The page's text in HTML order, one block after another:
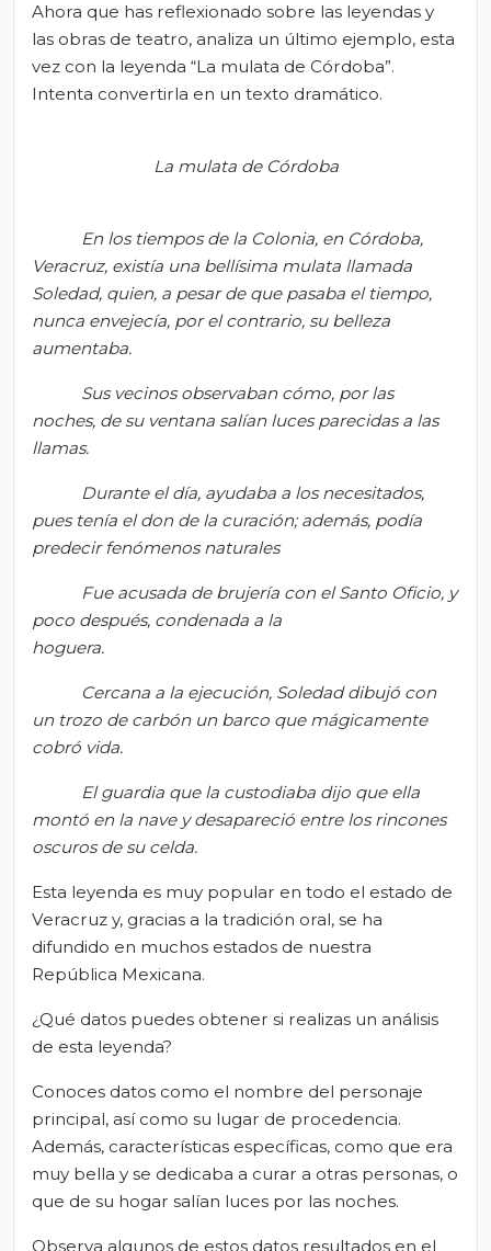
Ahora que has reflexionado sobre las leyendas y
las obras de teatro, analiza un último ejemplo, esta
vez con la leyenda “La mulata de Córdoba”.
Intenta convertirla en un texto dramático.
La mulata de Córdoba
En los tiempos de la Colonia, en Córdoba,
Veracruz, existía una bellísima mulata llamada
Soledad, quien, a pesar de que pasaba el tiempo,
nunca envejecía, por el contrario, su belleza
aumentaba.
Sus vecinos observaban cómo, por las
noches, de su ventana salían luces parecidas a las
llamas.
Durante el día, ayudaba a los necesitados,
pues tenía el don de la curación; además, podía
predecir fenómenos naturales
Fue acusada de brujería con el Santo Oficio, y
poco después, condenada a la
hoguera.
Cercana a la ejecución, Soledad dibujó con
un trozo de carbón un barco que mágicamente
cobró vida.
El guardia que la custodiaba dijo que ella
montó en la nave y desapareció entre los rincones
oscuros de su celda.
Esta leyenda es muy popular en todo el estado de
Veracruz y, gracias a la tradición oral, se ha
difundido en muchos estados de nuestra
República Mexicana.
¿Qué datos puedes obtener si realizas un análisis
de esta leyenda?
Conoces datos como el nombre del personaje
principal, así como su lugar de procedencia.
Además, características específicas, como que era
muy bella y se dedicaba a curar a otras personas, o
que de su hogar salían luces por las noches.
Observa algunos de estos datos resultados en el